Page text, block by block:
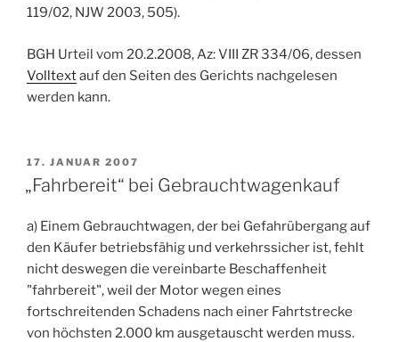
119/02, NJW 2003, 505).
BGH Urteil vom 20.2.2008, Az: VIII ZR 334/06, dessen
Volltextauf den Seiten des Gerichts nachgelesen
werden kann.
VERÖFFENTLICHT
AM
17. JANUAR 2007
„Fahrbereit“ bei Gebrauchtwagenkauf
a) Einem Gebrauchtwagen, der bei Gefahrübergang auf
den Käufer betriebsfähig und verkehrssicher ist, fehlt
nicht deswegen die vereinbarte Beschaffenheit
"fahrbereit", weil der Motor wegen eines
fortschreitenden Schadens nach einer Fahrtstrecke
von höchsten 2.000 km ausgetauscht werden muss.